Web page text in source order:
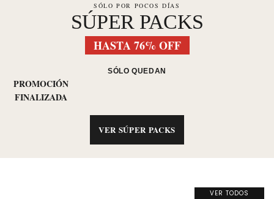
SÓLO POR POCOS DÍAS
SÚPER PACKS
HASTA 76% OFF
SÓLO QUEDAN
PROMOCIÓN
FINALIZADA
VER SÚPER PACKS
VER TODOS